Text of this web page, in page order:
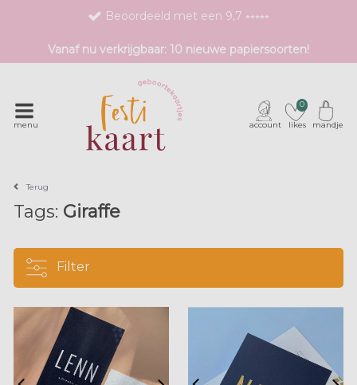
Beoordeeld met een 9,7 ⭒⭒⭒⭒⭒
Exclusieve geboortekaartjes met unieke druktechnieken
Vanaf nu verkrijgbaar: 10 nieuwe papiersoorten!
menu account likes
0
mandje
Terug
Tags: Giraffe
Filter